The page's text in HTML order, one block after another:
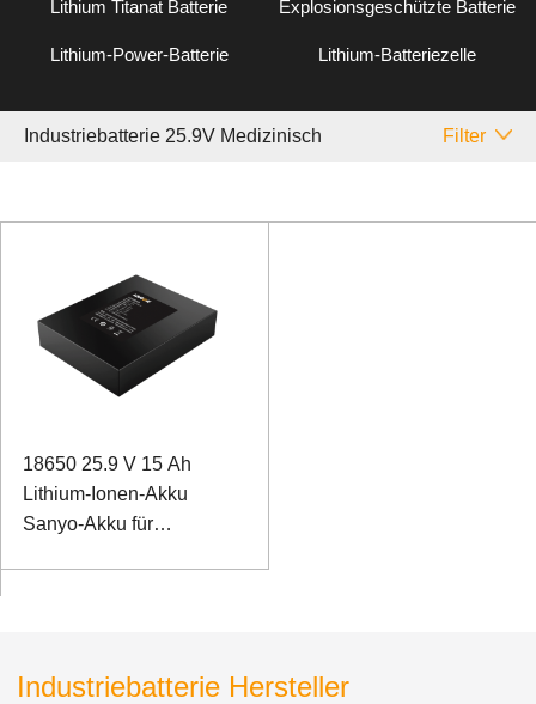
Lithium Titanat Batterie Explosionsgeschützte Batterie
Lithium-Power-Batterie Lithium-Batteriezelle
Industriebatterie 25.9V Medizinisch Filter
18650 25.9 V 15 Ah
Lithium-Ionen-Akku
Sanyo-Akku für
Industriebatterie Hersteller